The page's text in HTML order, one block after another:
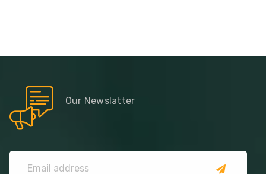
Our Newslatter